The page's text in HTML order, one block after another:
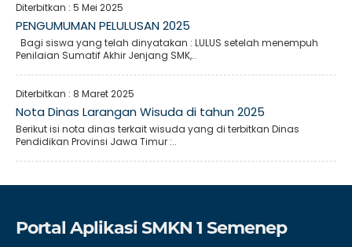
Diterbitkan : 5 Mei 2025
PENGUMUMAN PELULUSAN 2025
Bagi siswa yang telah dinyatakan : LULUS setelah menempuh
Penilaian Sumatif Akhir Jenjang SMK,..
Diterbitkan : 8 Maret 2025
Nota Dinas Larangan Wisuda di tahun 2025
Berikut isi nota dinas terkait wisuda yang di terbitkan Dinas
Pendidikan Provinsi Jawa Timur :..
Portal Aplikasi SMKN 1 Semenep